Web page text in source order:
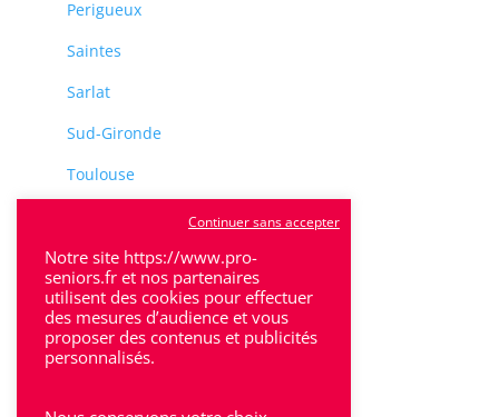
Perigueux
Saintes
Sarlat
Sud-Gironde
Toulouse
Villeneuve-Sur-Lot
Notre site https://www.pro-
seniors.fr et nos partenaires
utilisent des cookies pour effectuer
des mesures d’audience et vous
proposer des contenus et publicités
personnalisés.
Continuer sans accepter